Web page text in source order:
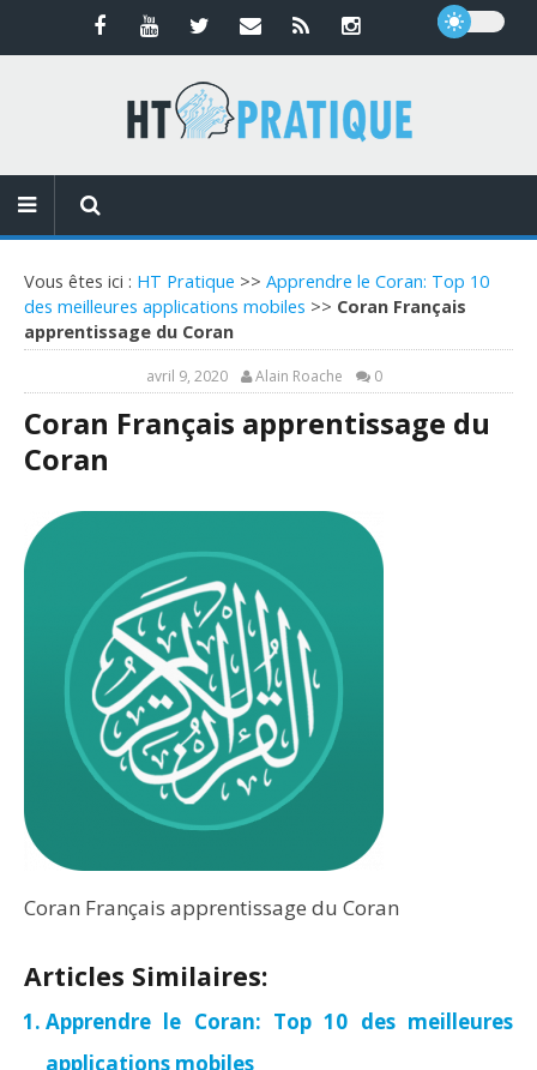
Vous êtes ici : HT Pratique >> Apprendre le Coran: Top 10
des meilleures applications mobiles >> Coran Français
apprentissage du Coran
avril 9, 2020 Alain Roache 0
Coran Français apprentissage du
Coran
Coran Français apprentissage du Coran
Articles Similaires:
Apprendre le Coran: Top 10 des meilleures
applications mobiles